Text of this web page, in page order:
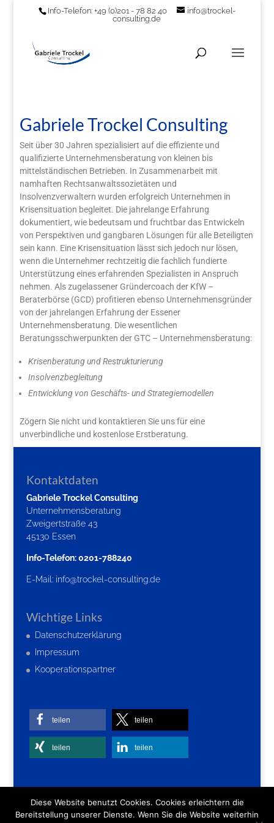
Info-Telefon: +49 (0)201 - 78 82 40
info@trockel-
consulting.de
Gabriele Trockel Consulting
Seit über 30 Jahren spezialisiert auf die effiziente und
qualifizierte Unternehmensberatung von kleinen bis
mittelständischen Betrieben. In Zusammenarbeit mit
namhaften Rechtsanwaltssozietäten und
Insolvenzverwaltern wurden erfolgreich Unternehmen in
Krisensituation begleitet. Die jahrelange Erfahrung
dokumentiert, wie bedeutsam und fruchtbar das Entwickeln
von Perspektiven und gangbaren Lösungen für alle Beteiligten
sein kann. Eine Krisensituation lässt sich jedoch nur lösen,
wenn die Unternehmer rechtzeitig die fachlich fundierte
Unterstützung eines erfahrenden Spezialisten in Anspruch
nehmen. Als zugelassener Gründercoach der KfW –
Beraterbörse (GCD) profitieren ebenso Unternehmensgründer
von der jahrelangen Erfahrung der Essener
Unternehmensberatung. Die wesentlichen
Beratungsschwerpunkten der GTC – Unternehmensberatung:
Krisenberatung und Restrukturierung
Insolvenzbegleitung
Entwicklung von Geschäfts- und Strategiemodellen
Zögern Sie nicht und kontaktieren Sie uns für eine
unverbindliche und kostenlose Erstberatung.
Kontaktdaten
Gabriele Trockel Consulting
Unternehmensberatung
Zweigertstraße 43
45130 Essen
Info-Telefon: 0201-788240
E-Mail: info@trockel-consulting.de
Wichtige Links
Datenschutzerklärung
Impressum
Kooperationspartner
teilen teilen
teilen teilen
Diese Website benutzt Cookies. Cookies erleichtern die
Bereitstellung unserer Dienste. Wenn Sie die Website weiterhin